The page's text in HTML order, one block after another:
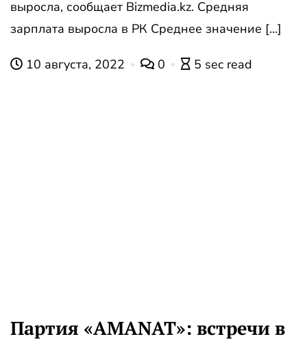
выросла, сообщает Bizmedia.kz. Средняя
зарплата выросла в РК Среднее значение […]
10 августа, 2022 0 5 sec read
Партия «AMANAT»: встречи в